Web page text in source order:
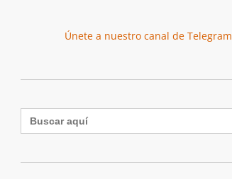
Únete a nuestro canal de Telegram
Buscar: